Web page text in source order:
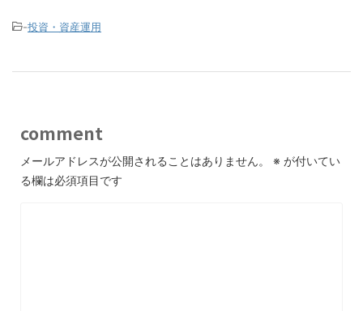
-投資・資産運用
comment
メールアドレスが公開されることはありません。 ※ が付いてい
る欄は必須項目です